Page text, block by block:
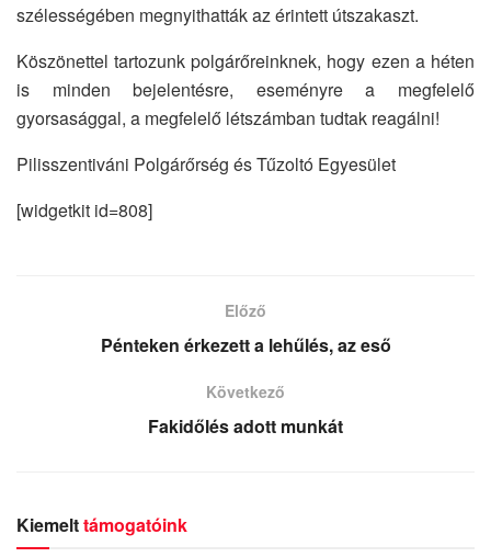
szélességében megnyithatták az érintett útszakaszt.
Köszönettel tartozunk polgárőreinknek, hogy ezen a héten
is minden bejelentésre, eseményre a megfelelő
gyorsasággal, a megfelelő létszámban tudtak reagálni!
Pilisszentiváni Polgárőrség és Tűzoltó Egyesület
[widgetkit id=808]
Előző
Pénteken érkezett a lehűlés, az eső
Következő
Fakidőlés adott munkát
Kiemelttámogatóink